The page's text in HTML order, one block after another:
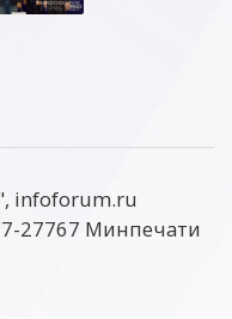
infoforum.ru
27767 Минпечати